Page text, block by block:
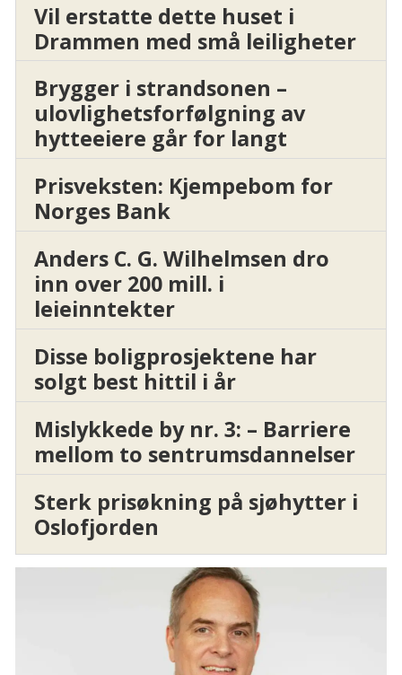
Vil erstatte dette huset i
Drammen med små leiligheter
Brygger i strandsonen –
ulovlighetsforfølgning av
hytteeiere går for langt
Prisveksten: Kjempebom for
Norges Bank
Anders C. G. Wilhelmsen dro
inn over 200 mill. i
leieinntekter
Disse boligprosjektene har
solgt best hittil i år
Mislykkede by nr. 3: – Barriere
mellom to sentrumsdannelser
Sterk prisøkning på sjøhytter i
Oslofjorden